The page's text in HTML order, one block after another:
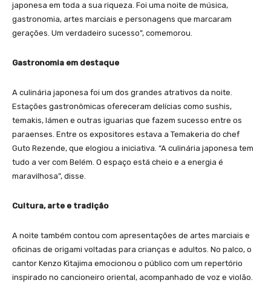
japonesa em toda a sua riqueza. Foi uma noite de música,
gastronomia, artes marciais e personagens que marcaram
gerações. Um verdadeiro sucesso”, comemorou.
Gastronomia em destaque
A culinária japonesa foi um dos grandes atrativos da noite.
Estações gastronômicas ofereceram delícias como sushis,
temakis, lámen e outras iguarias que fazem sucesso entre os
paraenses. Entre os expositores estava a Temakeria do chef
Guto Rezende, que elogiou a iniciativa. “A culinária japonesa tem
tudo a ver com Belém. O espaço está cheio e a energia é
maravilhosa”, disse.
Cultura, arte e tradição
A noite também contou com apresentações de artes marciais e
oficinas de origami voltadas para crianças e adultos. No palco, o
cantor Kenzo Kitajima emocionou o público com um repertório
inspirado no cancioneiro oriental, acompanhado de voz e violão.